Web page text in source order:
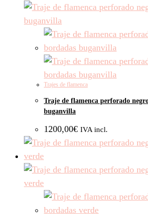
Trajes de flamenca
Traje de flamenca perforado
buganvilla
1200,00€ IVA incl.